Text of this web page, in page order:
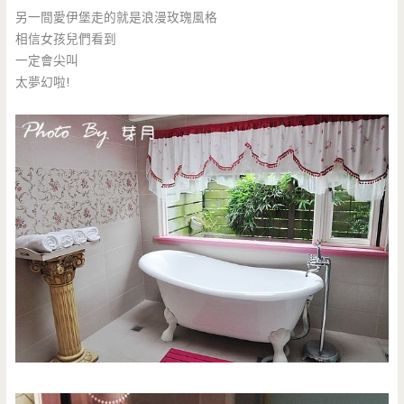
另一間愛伊堡走的就是浪漫玫瑰風格
相信女孩兒們看到
一定會尖叫
太夢幻啦!